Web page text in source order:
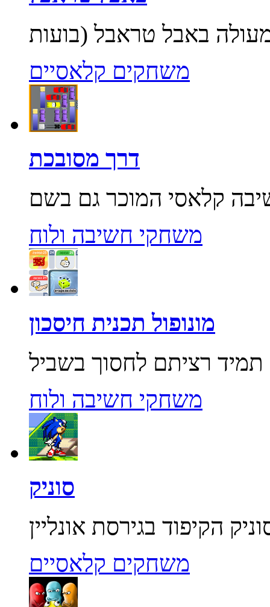
משחקים קלאסיים
דרך מסובכת
משחקי חשיבה ולוח
מונופול תכנית חיסכון
משחקי חשיבה ולוח
סוניק
משחקים קלאסיים